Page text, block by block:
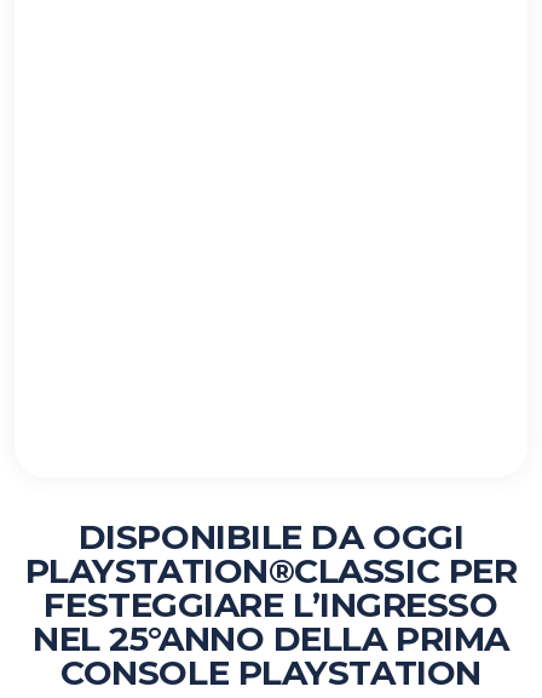
DISPONIBILE DA OGGI
PLAYSTATION®CLASSIC PER
FESTEGGIARE L’INGRESSO
NEL 25°ANNO DELLA PRIMA
CONSOLE PLAYSTATION